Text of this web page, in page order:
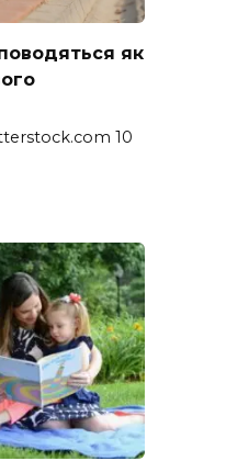
поводяться як
10